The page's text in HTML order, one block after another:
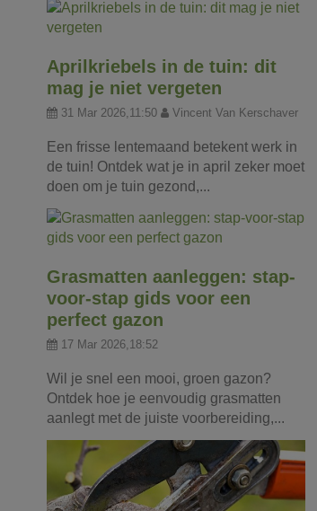
Aprilkriebels in de tuin: dit
mag je niet vergeten
31 Mar 2026,11:50 Vincent Van Kerschaver
Een frisse lentemaand betekent werk in
de tuin! Ontdek wat je in april zeker moet
doen om je tuin gezond,...
Grasmatten aanleggen: stap-
voor-stap gids voor een
perfect gazon
17 Mar 2026,18:52
Wil je snel een mooi, groen gazon?
Ontdek hoe je eenvoudig grasmatten
aanlegt met de juiste voorbereiding,...